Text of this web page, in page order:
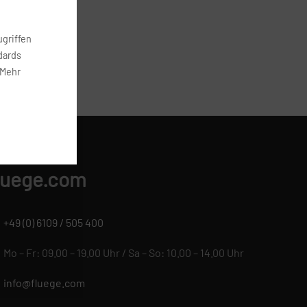
+49 (0) 6109 / 505 400
Mo – Fr: 09.00 – 19.00 Uhr / Sa – So: 10.00 – 14.00 Uhr
info@fluege.com